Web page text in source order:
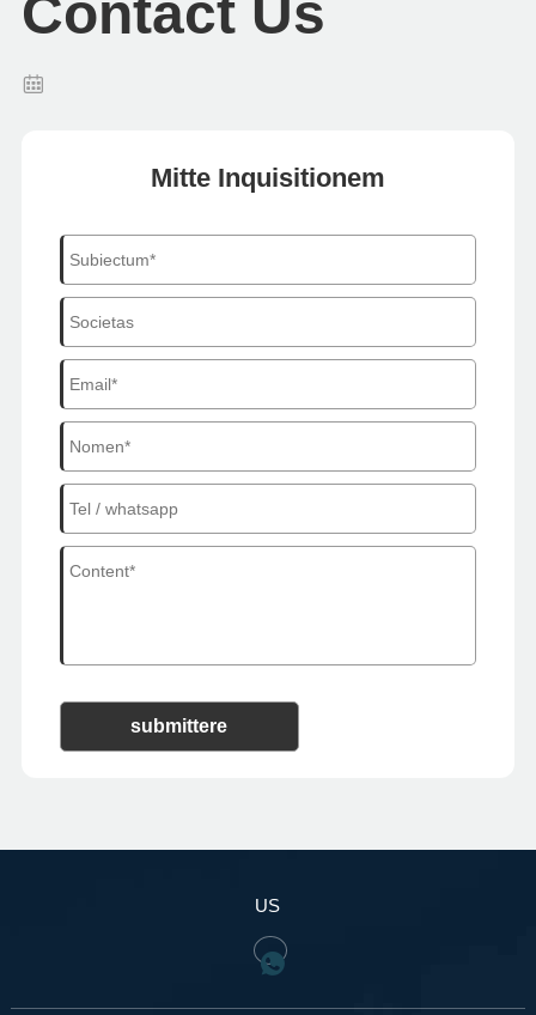
Contact Us
Mitte Inquisitionem
submittere
US